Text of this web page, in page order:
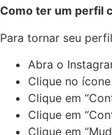
Como ter um perfil
Para tornar seu
Abra o
Clique no
Clique em
Clique em
Clique em